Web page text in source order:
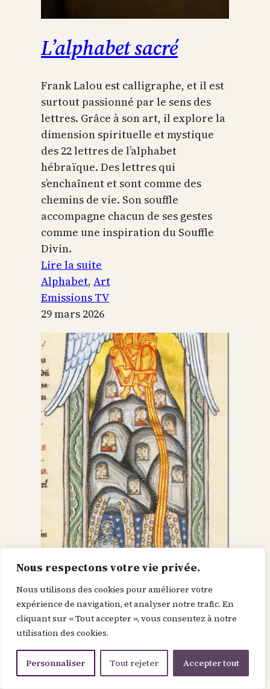
Nous respectons votre vie privée.
Nous utilisons des cookies pour améliorer votre
expérience de navigation, et analyser notre trafic. En
cliquant sur « Tout accepter », vous consentez à notre
utilisation des cookies.
Personnaliser Tout rejeter Accepter tout
L’alphabet sacré
Frank Lalou est calligraphe, et il est
surtout passionné par le sens des
lettres. Grâce à son art, il explore la
dimension spirituelle et mystique
des 22 lettres de l’alphabet
hébraïque. Des lettres qui
s’enchaînent et sont comme des
chemins de vie. Son souffle
accompagne chacun de ses gestes
comme une inspiration du Souffle
Divin.
Lire la suite
L’alphabet
sacré
Alphabet, Art
Emissions TV
29 mars 2026
Dieu dans le Christ,
recherche l’homme et
le renouvelle